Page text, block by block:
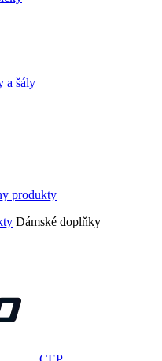
a šály
Dámské doplňky